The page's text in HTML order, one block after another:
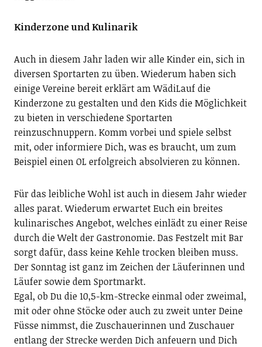
Kinderzone und Kulinarik
Auch in diesem Jahr laden wir alle Kinder ein, sich in
diversen Sportarten zu üben. Wiederum haben sich
einige Vereine bereit erklärt am WädiLauf die
Kinderzone zu gestalten und den Kids die Möglichkeit
zu bieten in verschiedene Sportarten
reinzuschnuppern. Komm vorbei und spiele selbst
mit, oder informiere Dich, was es braucht, um zum
Beispiel einen OL erfolgreich absolvieren zu können.
Für das leibliche Wohl ist auch in diesem Jahr wieder
alles parat. Wiederum erwartet Euch ein breites
kulinarisches Angebot, welches einlädt zu einer Reise
durch die Welt der Gastronomie. Das Festzelt mit Bar
sorgt dafür, dass keine Kehle trocken bleiben muss.
Der Sonntag ist ganz im Zeichen der Läuferinnen und
Läufer sowie dem Sportmarkt.
Egal, ob Du die 10,5-km-Strecke einmal oder zweimal,
mit oder ohne Stöcke oder auch zu zweit unter Deine
Füsse nimmst, die Zuschauerinnen und Zuschauer
entlang der Strecke werden Dich anfeuern und Dich